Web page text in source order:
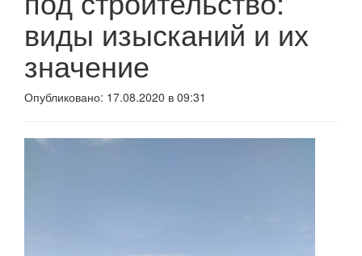
виды изысканий и их
значение
Опубликовано: 17.08.2020 в 09:31